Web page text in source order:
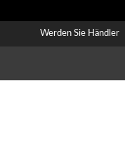
Werden Sie Händler